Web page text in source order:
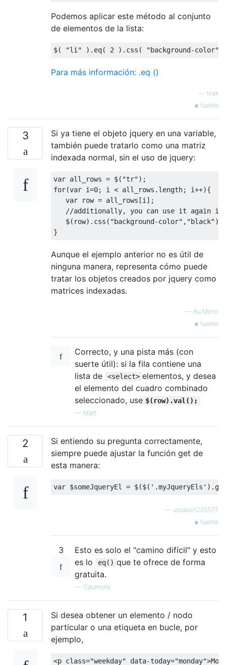
Podemos aplicar este método al conjunto
de elementos de la lista:
$( "li" ). eq( 2 ). css ( "background-color"
Para más información: .eq ()
tilak
fuente
3
Si ya tiene el objeto jquery en una variable,
también puede tratarlo como una matriz
indexada normal, sin el uso de jquery:
var all_rows = $( "tr");
for(var i=0; i < all_rows . length; i++){
var row = all_rows [i ];
//additionally, you can use it again in
   $
( row). css ( "background-color" , "black");
}
Aunque el ejemplo anterior no es útil de
ninguna manera, representa cómo puede
tratar los objetos creados por jquery como
matrices indexadas.
— Au.Merci
fuente
Correcto, y una pista más (con
suerte útil): si la fila contiene una
lista de
<select> elementos, y desea
el elemento del cuadro combinado
seleccionado, use $(row).val();
— Matt
2
Si entiendo su pregunta correctamente,
siempre puede ajustar la función get de
esta manera:
var $someJqueryEl = $($( '.myJqueryEls' ).
usuario1205577
fuente
3
Esto es solo el "camino difícil" y esto
es lo
eq() que te ofrece de forma
gratuita.
— Caumons
1
Si desea obtener un elemento / nodo
particular o una etiqueta en bucle, por
ejemplo,
<p class="weekday" data-today="monday">